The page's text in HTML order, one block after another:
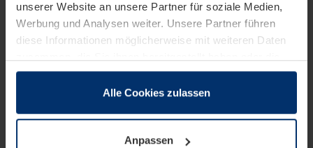
unserer Website an unsere Partner für soziale Medien,
Werbung und Analysen weiter. Unsere Partner führen
diese Informationen möglicherweise mit weiteren Daten
sie im Rahmen Ihrer Nutzung der Dienste gesammelt
wenn diese für den Betrieb dieser Seite unbedingt
notwendig sind. Für alle anderen Cookie-Typen benötigen
Alle Cookies zulassen
Anpassen